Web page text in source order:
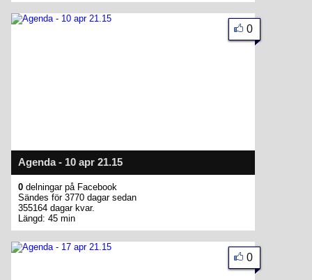
Agenda - 10 apr 21.15
0
0 delningar på Facebook
Sändes för 3770 dagar sedan
355164 dagar kvar.
Längd: 45 min
0